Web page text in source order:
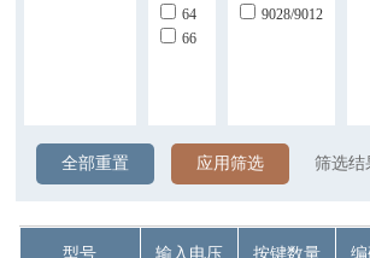
64
66
9028/9012
全部重置 应用筛选 筛选结
型号 输入电压 按键数量